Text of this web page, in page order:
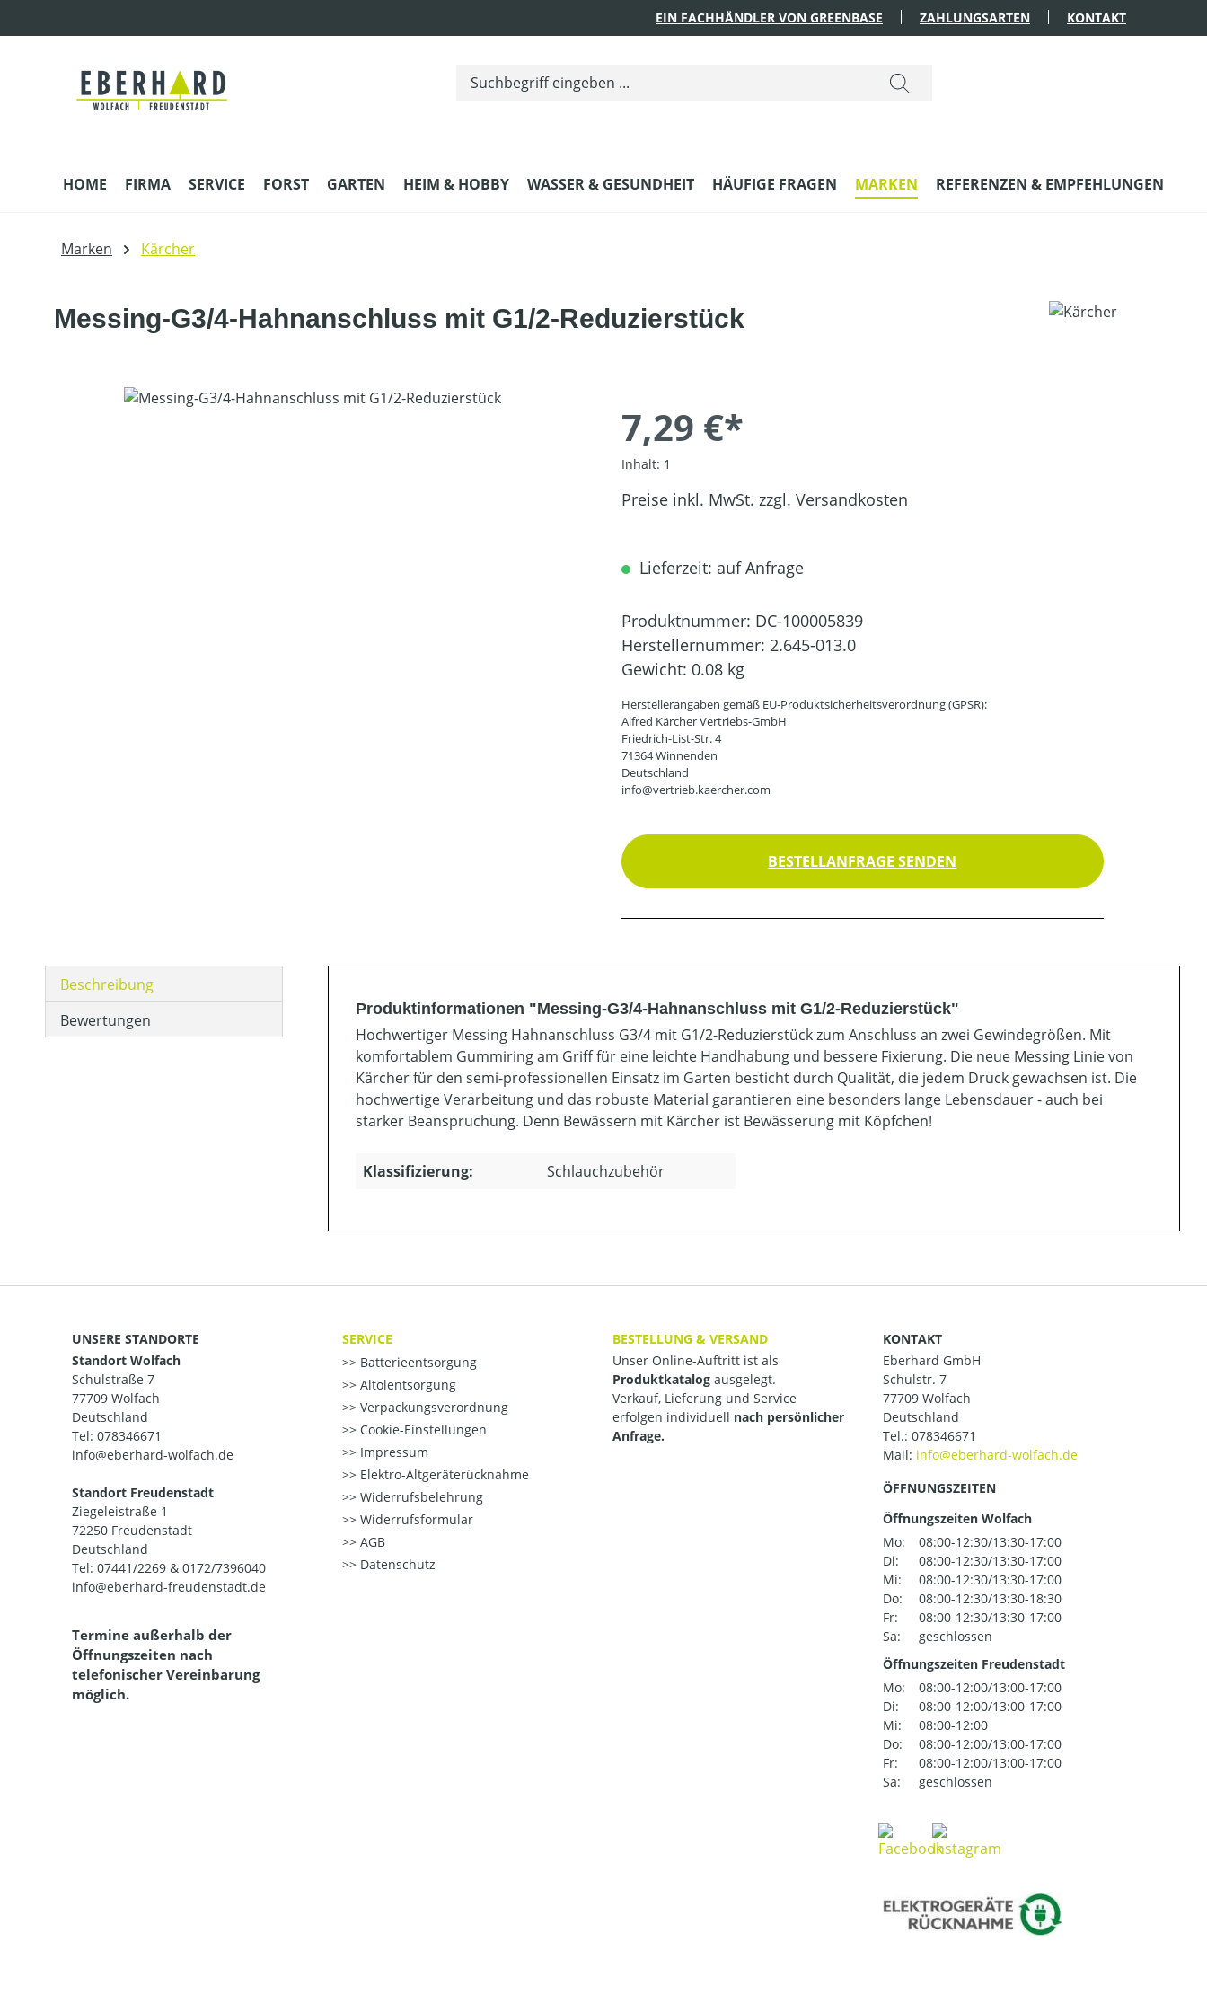
EIN FACHHÄNDLER VON GREENBASE ZAHLUNGSARTEN KONTAKT
HOME FIRMA SERVICE FORST GARTEN HEIM & HOBBY WASSER & GESUNDHEIT HÄUFIGE FRAGEN MARKEN REFERENZEN & EMPFEHLUNGEN
Marken Kärcher
Messing-G3/4-Hahnanschluss mit G1/2-Reduzierstück
Bildergalerie überspringen
7,29 €*
Inhalt: 1
Preise inkl. MwSt. zzgl. Versandkosten
Lieferzeit: auf Anfrage
Produktnummer: DC-100005839
Herstellernummer: 2.645-013.0
Gewicht: 0.08 kg
Herstellerangaben gemäß EU-Produktsicherheitsverordnung (GPSR):
Alfred Kärcher Vertriebs-GmbH
Friedrich-List-Str. 4
71364 Winnenden
Deutschland
info@vertrieb.kaercher.com
BESTELLANFRAGE SENDEN
Beschreibung
Bewertungen
Produktinformationen "Messing-G3/4-Hahnanschluss mit G1/2-Reduzierstück"
Hochwertiger Messing Hahnanschluss G3/4 mit G1/2-Reduzierstück zum Anschluss an zwei Gewindegrößen. Mit
komfortablem Gummiring am Griff für eine leichte Handhabung und bessere Fixierung. Die neue Messing Linie von
Kärcher für den semi-professionellen Einsatz im Garten besticht durch Qualität, die jedem Druck gewachsen ist. Die
hochwertige Verarbeitung und das robuste Material garantieren eine besonders lange Lebensdauer - auch bei
starker Beanspruchung. Denn Bewässern mit Kärcher ist Bewässerung mit Köpfchen!
Klassifizierung: Schlauchzubehör
UNSERE STANDORTE
Standort Wolfach
Schulstraße 7
77709 Wolfach
Deutschland
Tel: 078346671
info@eberhard-wolfach.de
Standort Freudenstadt
Ziegeleistraße 1
72250 Freudenstadt
Deutschland
Tel: 07441/2269 & 0172/7396040
info@eberhard-freudenstadt.de
Termine außerhalb der
Öffnungszeiten nach
telefonischer Vereinbarung
möglich.
SERVICE
Batterieentsorgung
Altölentsorgung
Verpackungsverordnung
Cookie-Einstellungen
Impressum
Elektro-Altgeräterücknahme
Widerrufsbelehrung
Widerrufsformular
AGB
Datenschutz
BESTELLUNG & VERSAND
Unser Online-Auftritt ist als
Produktkatalog ausgelegt.
Verkauf, Lieferung und Service
erfolgen individuell nach persönlicher
Anfrage.
KONTAKT
Eberhard GmbH
Schulstr. 7
77709 Wolfach
Deutschland
Tel.: 078346671
Mail:
ÖFFNUNGSZEITEN
Öffnungszeiten Wolfach
Mo:
08:00-12:30/13:30-17:00
Di:
08:00-12:30/13:30-17:00
Mi:
08:00-12:30/13:30-17:00
Do:
08:00-12:30/13:30-18:30
Fr:
08:00-12:30/13:30-17:00
Sa:
geschlossen
Öffnungszeiten Freudenstadt
Mo:
08:00-12:00/13:00-17:00
Di:
08:00-12:00/13:00-17:00
Mi:
08:00-12:00
Do:
08:00-12:00/13:00-17:00
Fr:
08:00-12:00/13:00-17:00
Sa:
geschlossen